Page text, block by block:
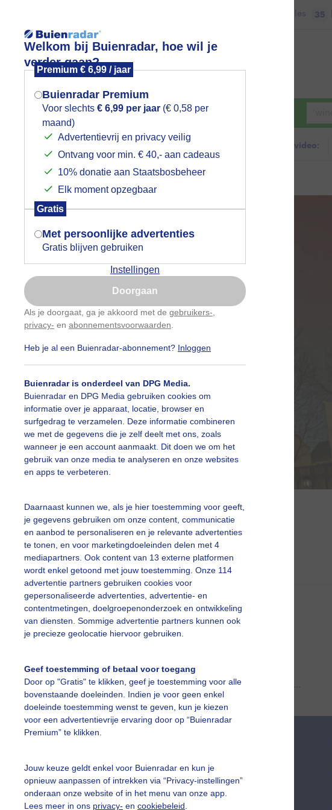
Welkom bij Buienradar, hoe wil je
verder gaan?
Premium € 6,99 / jaar
Buienradar Premium
Voor slechts € 6,99 per jaar (€ 0,58 per
maand)
Advertentievrij en privacy veilig
Ontvang voor min. € 40,- aan cadeaus
10% donatie aan Staatsbosbeheer
Elk moment opzegbaar
Gratis
Met persoonlijke advertenties
Gratis blijven gebruiken
Instellingen
Doorgaan
Als je doorgaat, ga je akkoord met de gebruikers-
privacy- en abonnementsvoorwaarden
Heb je al een Buienradar-abonnement? Inloggen
Buienradar is onderdeel van DPG Media.
Buienradar en DPG Media gebruiken cookies om
informatie over je apparaat, locatie, browser en
surfgedrag te verzamelen. Deze informatie combineren
we met de gegevens die je zelf deelt met ons, zoals
wanneer je een account aanmaakt. Dit doen we om het
gebruik van onze media te analyseren en onze websites
en apps te verbeteren.
Daarnaast kunnen we, als je hier toestemming voor geeft,
je gegevens gebruiken om onze content, communicatie
en aanbod te personaliseren en je relevante advertenties
te tonen, en voor marketingdoeleinden delen met 4
mediapartners. Ook content van 13 externe platformen
wordt enkel getoond met jouw toestemming. Onze 114
advertentie partners gebruiken cookies voor
gepersonaliseerde advertenties, advertentie- en
contentmetingen, doelgroepenonderzoek en ontwikkeling
van diensten. Sommige advertentie partners kunnen ook
je precieze geolocatie hiervoor gebruiken.
Geef toestemming of betaal voor toegang
Door op "Gratis" te klikken, geef je toestemming voor alle
bovenstaande doeleinden. Indien je voor geen enkel
doeleinde toestemming wenst te geven, kun je kiezen
voor een advertentievrije ervaring door op “Buienradar
Premium” te klikken.
Jouw keuze geldt enkel voor Buienradar en kun je
opnieuw aanpassen of intrekken via “Privacy-instellingen”
onderaan onze website of in het menu van onze app.
Lees meer in ons privacy- en cookiebeleid
Files 35
Foto en video Weerzine
Zoeken in foto & video:
boven Beesd
Kay Honders Gemaakt: 19-01-2026, 33x bekeken
Helderelucht Winter
slideshow
Een moment geduld aub...
vragen
De Bilt
Mogen we je locatie gebruiken voor
het weer?
Indien je hier nog geen akkoord op hebt
gegeven, verschijnt er zo een pop-up uit
je browser waarin deze toestemming
gevraagd wordt.
Is goed, toon de popup
Nu niet, misschien later
Gebruik je Safari en wil je niet elke dag deze pop-up
Klikhierom dit aan te passen